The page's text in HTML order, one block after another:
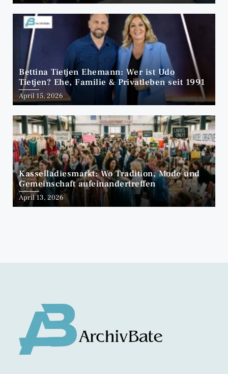
Bettina Tietjen Ehemann: Wer ist Udo
Tietjen? Ehe, Familie & Privatleben seit 1991
April 15, 2026
Kasselladiesmarkt: Wo Tradition, Mode und
Gemeinschaft aufeinandertreffen
April 13, 2026